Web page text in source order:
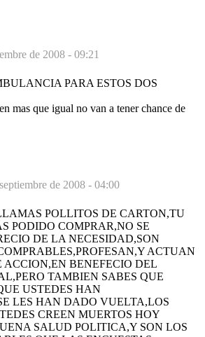
de 2008 - 09:21
PARA ESTOS DOS
mas que igual no van a tener chance de
de 2008 - 04:00
POLLITOS DE CARTON,TU
PODIDO COMPRAR,NO SE
DE LA NECESIDAD,SON
ACTUAN
BENEFECIO DEL
TAMBIEN SABES QUE
USTEDES HAN
LES HAN DADO VUELTA,LOS
CREEN MUERTOS HOY
SALUD POLITICA,Y SON LOS